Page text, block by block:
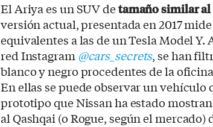
El Ariya es un SUV detamaño similar al
versión actual, presentada en 2017
equivalentes a las de un Tesla Model Y.
red Instagram @cars_secrets, se han
blanco y negro procedentes de la
En ellas se puede observar un vehículo
prototipo que Nissan ha estado
al Qashqai (o Rogue, según el